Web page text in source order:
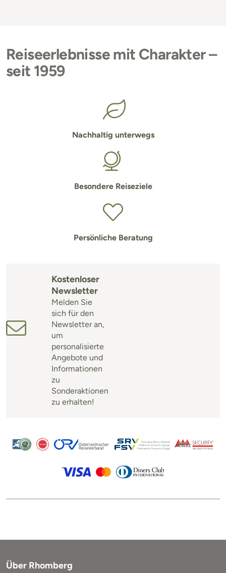
Reiseerlebnisse mit Charakter –
seit 1959
Nachhaltig unterwegs
Besondere Reiseziele
Persönliche Beratung
Kostenloser
Newsletter
Melden Sie
sich für den
Newsletter an,
um
personalisierte
Angebote und
Informationen
zu
Sonderaktionen
zu erhalten!
Über Rhomberg